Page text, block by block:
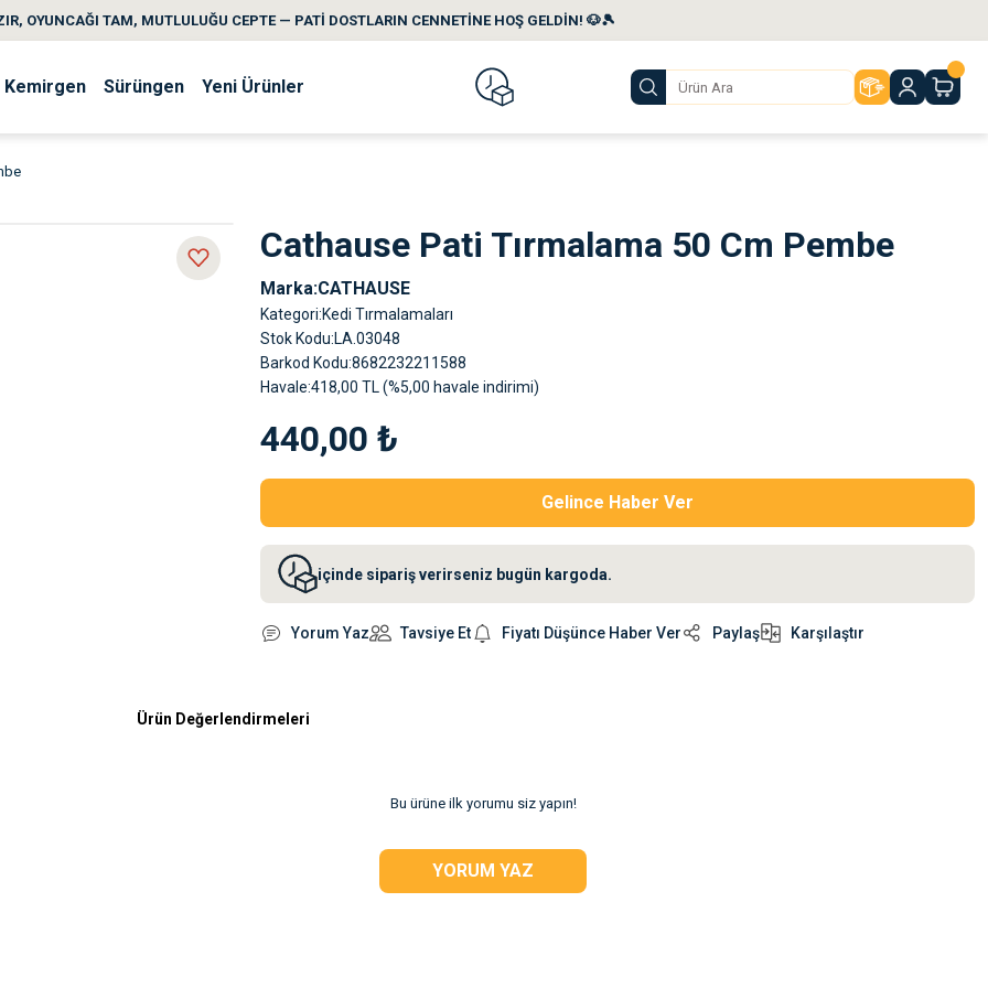
OYUNCAĞI TAM, MUTLULUĞU CEPTE — PATİ DOSTLARIN CENNETİNE HOŞ GELDİN! 🐶🎾
Kemirgen Sürüngen Yeni Ürünler
Cathause Pati Tırmalama 50 Cm Pembe
Marka CATHAUSE
Kategori Kedi Tırmalamaları
Stok Kodu LA.03048
Barkod Kodu 8682232211588
Havale 418,00 TL (%5,00 havale indirimi)
440,00 ₺
Gelince Haber Ver
içinde sipariş verirseniz bugün kargoda.
Yorum Yaz Tavsiye Et Fiyatı Düşünce Haber Ver Paylaş Karşılaştır
Ürün Değerlendirmeleri
Bu ürüne ilk yorumu siz yapın!
YORUM YAZ